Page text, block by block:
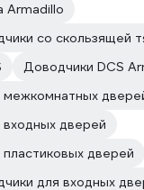
Armadillo
со скользящей
Доводчики DCS
дверей
дверей